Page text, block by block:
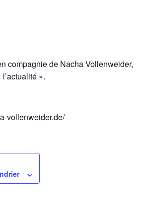
compagnie de Nacha Vollenweider,
».
vollenweider.de/